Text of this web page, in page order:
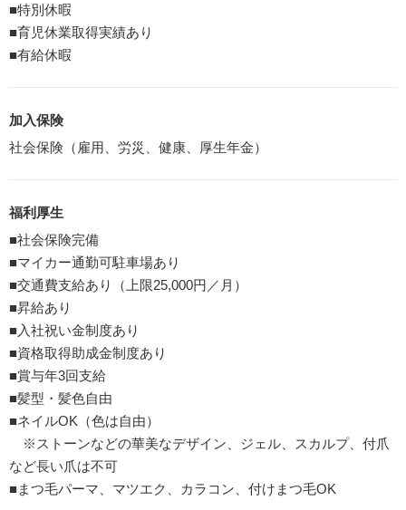
■特別休暇
■育児休業取得実績あり
■有給休暇
加入保険
社会保険（雇用、労災、健康、厚生年金）
福利厚生
■社会保険完備
■マイカー通勤可駐車場あり
■交通費支給あり（上限25,000円／月）
■昇給あり
■入社祝い金制度あり
■資格取得助成金制度あり
■賞与年3回支給
■髪型・髪色自由
■ネイルOK（色は自由）
※ストーンなどの華美なデザイン、ジェル、スカルプ、付爪
など長い爪は不可
■まつ毛パーマ、マツエク、カラコン、付けまつ毛OK